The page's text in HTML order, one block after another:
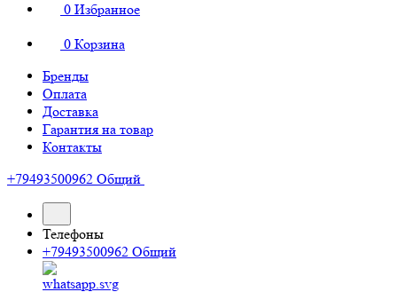
0 Избранное
0 Корзина
Бренды
Оплата
Доставка
Гарантия на товар
Контакты
+79493500962 Общий
Телефоны
+79493500962 Общий